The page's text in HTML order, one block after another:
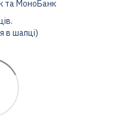
та МоноБанк
в шапці)